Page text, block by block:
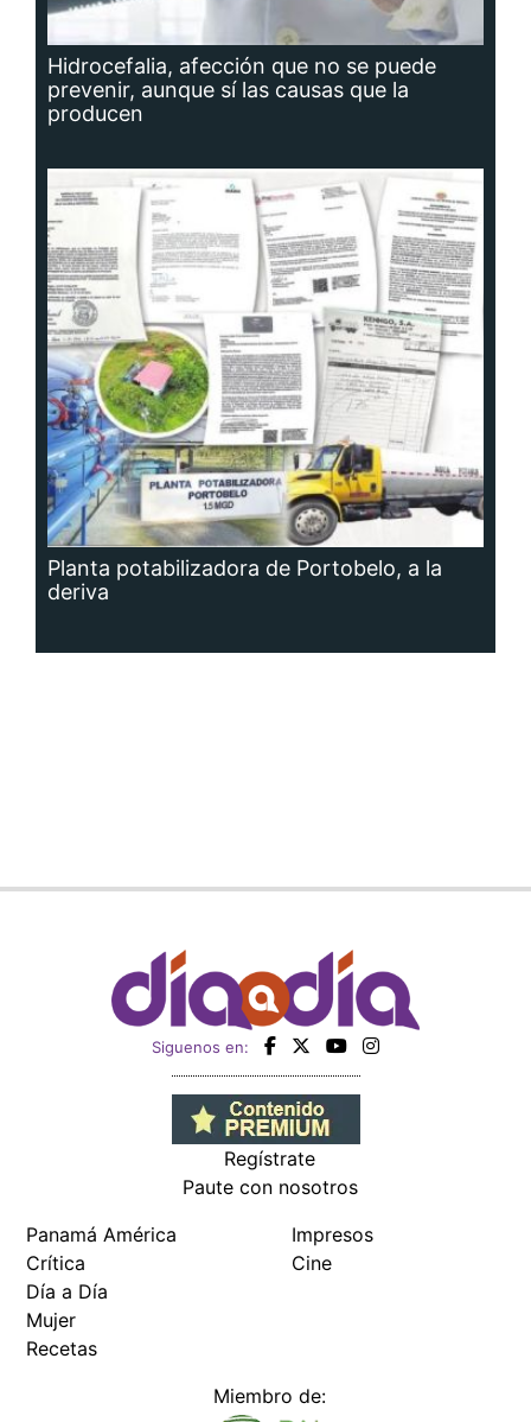
Hidrocefalia, afección que no se puede
prevenir, aunque sí las causas que la
producen
Planta potabilizadora de Portobelo, a la
deriva
Siguenos en:
Regístrate
Paute con nosotros
Panamá América
Crítica
Día a Día
Mujer
Recetas
Impresos
Cine
Miembro de: